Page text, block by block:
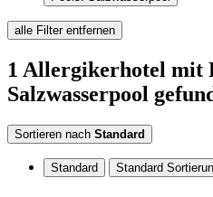
alle Filter entfernen
1 Allergikerhotel mit
Salzwasserpool
Sortieren nach Standard
Standard Standard